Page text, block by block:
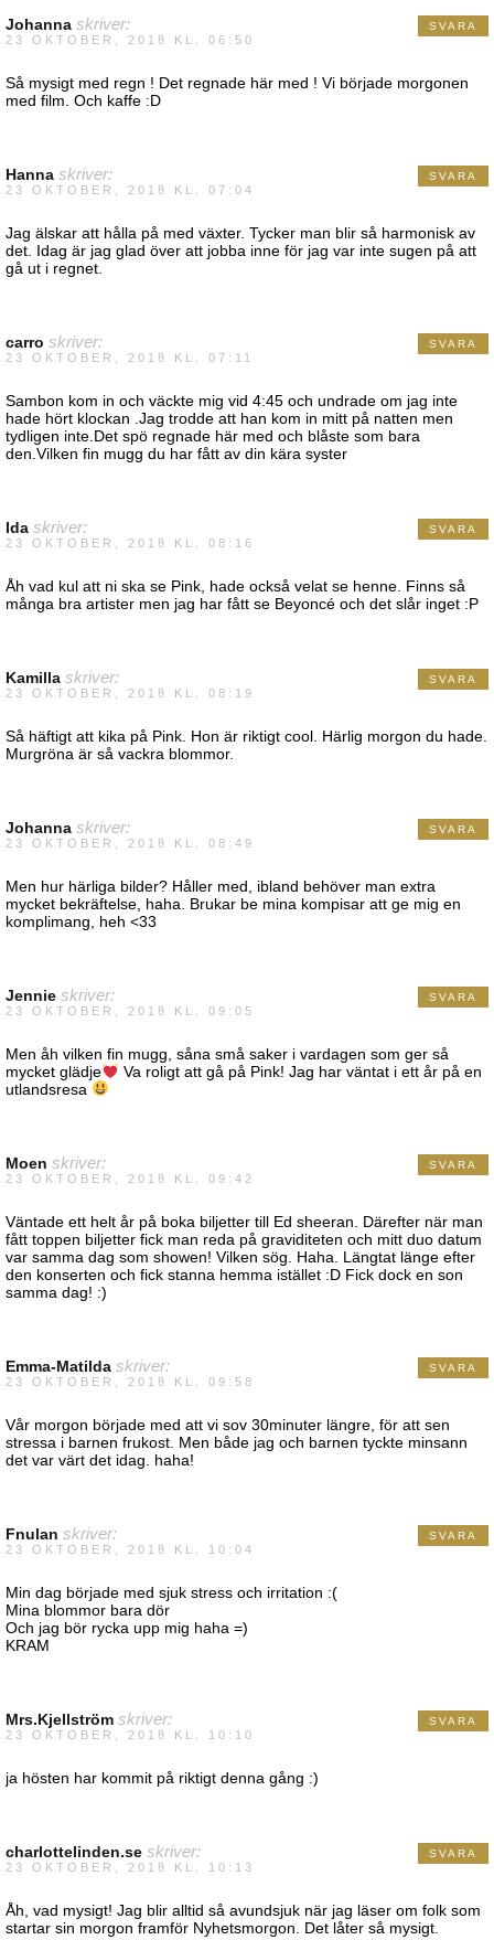
Johanna skriver:
23 OKTOBER, 2018 KL. 06:50
Så mysigt med regn ! Det regnade här med ! Vi började morgonen
med film. Och kaffe :D
SVARA
Hanna skriver:
23 OKTOBER, 2018 KL. 07:04
Jag älskar att hålla på med växter. Tycker man blir så harmonisk av
det. Idag är jag glad över att jobba inne för jag var inte sugen på att
gå ut i regnet.
SVARA
carro skriver:
23 OKTOBER, 2018 KL. 07:11
Sambon kom in och väckte mig vid 4:45 och undrade om jag inte
hade hört klockan .Jag trodde att han kom in mitt på natten men
tydligen inte.Det spö regnade här med och blåste som bara
den.Vilken fin mugg du har fått av din kära syster
SVARA
Ida skriver:
23 OKTOBER, 2018 KL. 08:16
Åh vad kul att ni ska se Pink, hade också velat se henne. Finns så
många bra artister men jag har fått se Beyoncé och det slår inget :P
SVARA
Kamilla skriver:
23 OKTOBER, 2018 KL. 08:19
Så häftigt att kika på Pink. Hon är riktigt cool. Härlig morgon du hade.
Murgröna är så vackra blommor.
SVARA
Johanna skriver:
23 OKTOBER, 2018 KL. 08:49
Men hur härliga bilder? Håller med, ibland behöver man extra
mycket bekräftelse, haha. Brukar be mina kompisar att ge mig en
komplimang, heh <33
SVARA
Jennie skriver:
23 OKTOBER, 2018 KL. 09:05
Men åh vilken fin mugg, såna små saker i vardagen som ger så
mycket glädje
Va roligt att gå på Pink! Jag har väntat i ett år på en
utlandsresa
SVARA
Moen skriver:
23 OKTOBER, 2018 KL. 09:42
Väntade ett helt år på boka biljetter till Ed sheeran. Därefter när man
fått toppen biljetter fick man reda på graviditeten och mitt duo datum
var samma dag som showen! Vilken sög. Haha. Längtat länge efter
den konserten och fick stanna hemma istället :D Fick dock en son
samma dag! :)
SVARA
Emma-Matilda skriver:
23 OKTOBER, 2018 KL. 09:58
Vår morgon började med att vi sov 30minuter längre, för att sen
stressa i barnen frukost. Men både jag och barnen tyckte minsann
det var värt det idag. haha!
SVARA
Fnulan skriver:
23 OKTOBER, 2018 KL. 10:04
Min dag började med sjuk stress och irritation :(
Mina blommor bara dör
Och jag bör rycka upp mig haha =)
KRAM
SVARA
Mrs.Kjellström skriver:
23 OKTOBER, 2018 KL. 10:10
ja hösten har kommit på riktigt denna gång :)
SVARA
charlottelinden.se skriver:
23 OKTOBER, 2018 KL. 10:13
Åh, vad mysigt! Jag blir alltid så avundsjuk när jag läser om folk som
startar sin morgon framför Nyhetsmorgon. Det låter så mysigt.
SVARA